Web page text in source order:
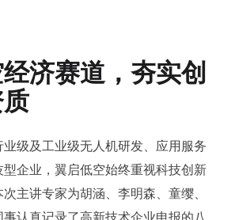
济赛道，夯实创
级及工业级无人机研发、应用服务
型企业，翼启低空始终重视科技创新
主讲专家为胡涵、李明森、童缨、